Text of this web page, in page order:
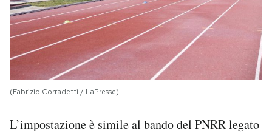
(Fabrizio Corradetti / LaPresse)
L’impostazione è simile al bando del PNRR legato